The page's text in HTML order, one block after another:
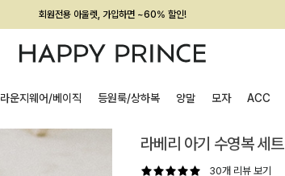
회원전용 아울렛, 가입하면 ~60% 할인!
멤버십 최대 28,000원 혜택
라운지웨어/베이직 등원룩/상하복 양말 모자 ACC
라베리 아기 수영복 세트
30개 리뷰 보기